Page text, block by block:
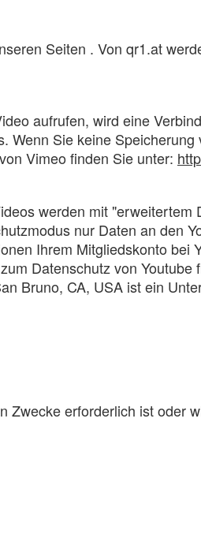
Seiten . Von qr1.at
aufrufen, wird eine
Sie keine
Vimeo finden Sie unter:
werden mit
nur Daten an den
Ihrem Mitgliedskonto bei
Datenschutz von Youtube
Bruno, CA, USA ist ein
erforderlich ist oder